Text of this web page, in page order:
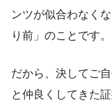
ンツが似合わなく
り前」のことです。
だから、決してご
と仲良くしてきた